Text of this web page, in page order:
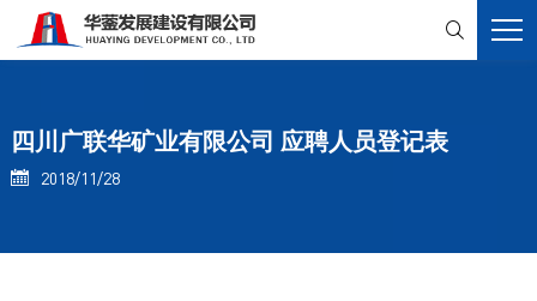

四川广联华矿业有限公司 应聘人员登记表
 2018/11/28